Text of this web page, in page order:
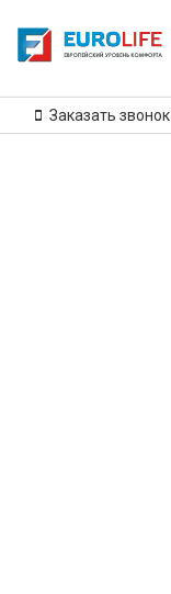
Заказать звонок
Почитай
подпишись